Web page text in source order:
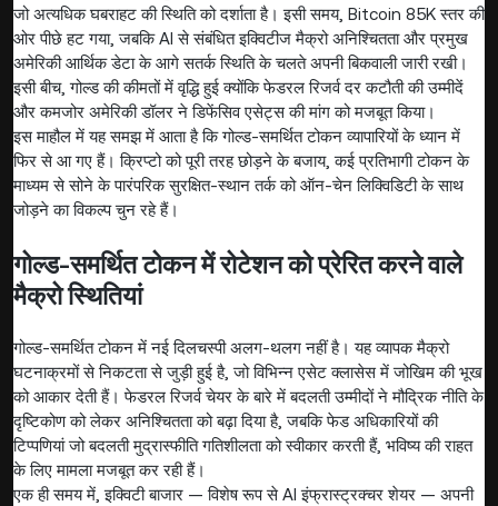
जो अत्यधिक घबराहट की स्थिति को दर्शाता है। इसी समय, Bitcoin 85K स्तर की
ओर पीछे हट गया, जबकि AI से संबंधित इक्विटीज मैक्रो अनिश्चितता और प्रमुख
अमेरिकी आर्थिक डेटा के आगे सतर्क स्थिति के चलते अपनी बिकवाली जारी रखी।
इसी बीच, गोल्ड की कीमतों में वृद्धि हुई क्योंकि फेडरल रिजर्व दर कटौती की उम्मीदें
और कमजोर अमेरिकी डॉलर ने डिफेंसिव एसेट्स की मांग को मजबूत किया।
इस माहौल में यह समझ में आता है कि गोल्ड-समर्थित टोकन व्यापारियों के ध्यान में
फिर से आ गए हैं। क्रिप्टो को पूरी तरह छोड़ने के बजाय, कई प्रतिभागी टोकन के
माध्यम से सोने के पारंपरिक सुरक्षित-स्थान तर्क को ऑन-चेन लिक्विडिटी के साथ
जोड़ने का विकल्प चुन रहे हैं।
गोल्ड-समर्थित टोकन में रोटेशन को प्रेरित करने वाले
मैक्रो स्थितियां
गोल्ड-समर्थित टोकन में नई दिलचस्पी अलग-थलग नहीं है। यह व्यापक मैक्रो
घटनाक्रमों से निकटता से जुड़ी हुई है, जो विभिन्न एसेट क्लासेस में जोखिम की भूख
को आकार देती हैं। फेडरल रिजर्व चेयर के बारे में बदलती उम्मीदों ने मौद्रिक नीति के
दृष्टिकोण को लेकर अनिश्चितता को बढ़ा दिया है, जबकि फेड अधिकारियों की
टिप्पणियां जो बदलती मुद्रास्फीति गतिशीलता को स्वीकार करती हैं, भविष्य की राहत
के लिए मामला मजबूत कर रही हैं।
एक ही समय में, इक्विटी बाजार — विशेष रूप से AI इंफ्रास्ट्रक्चर शेयर — अपनी